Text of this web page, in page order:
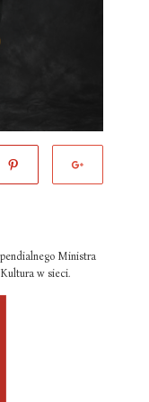
Ministra
w sieci.